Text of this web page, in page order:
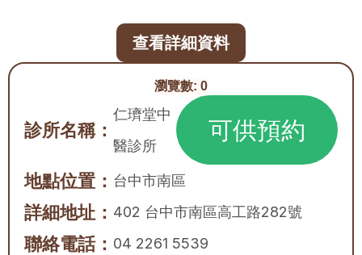
瀏覽數: 0
診所名稱：
仁璾堂中
醫診所
可供預約
地點位置： 台中市南區
詳細地址： 402 台中市南區高工路282號
聯絡電話： 04 2261 5539
查看詳細資料